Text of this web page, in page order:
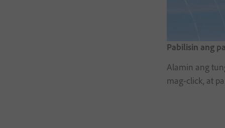
Pabilisin ang
Alamin ang
mag-click, at